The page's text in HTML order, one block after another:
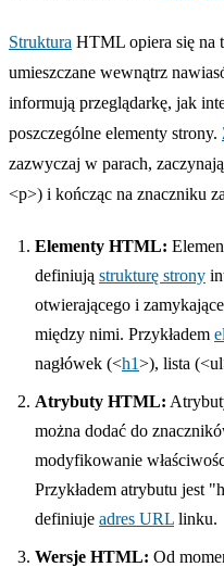
Struktura HTML opiera się na
umieszczane wewnątrz
informują przeglądarkę, jak
poszczególne elementy strony.
zazwyczaj w parach,
<p>) i kończąc na znaczniku
Elementy HTML:
definiują strukturę strony
otwierającego i
między nimi. Przykładem
nagłówek (<h1>), lista
Atrybuty HTML:
można dodać do
modyfikowanie
Przykładem atrybutu jest
definiuje adres URL linku.
Wersje HTML: Od